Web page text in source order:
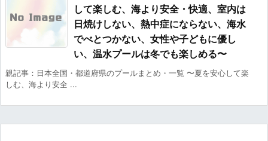
して楽しむ、海より安全・快適、室内は
日焼けしない、熱中症にならない、海水
でべとつかない、女性や子どもに優し
い、温水プールは冬でも楽しめる〜
親記事：日本全国・都道府県のプールまとめ・一覧 〜夏を安心して楽
しむ、海より安全 ...